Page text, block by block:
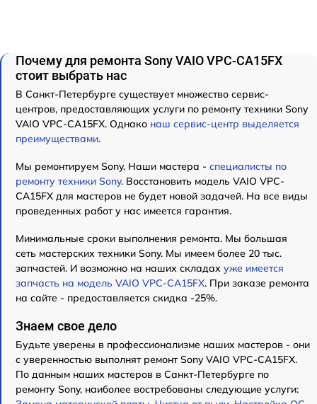
Почему для ремонта Sony VAIO VPC-CA15FX
стоит выбрать нас
В Санкт-Петербурге существует множество сервис-
центров, предоставляющих услуги по ремонту техники Sony
VAIO VPC-CA15FX. Однако наш сервис-центр выделяется
преимуществами.
Мы ремонтируем Sony. Наши мастера - специалисты по
ремонту техники Sony. Восстановить модель VAIO VPC-
CA15FX для мастеров не будет новой задачей. На все виды
проведенных работ у нас имеется гарантия.
Минимальные сроки выполнения ремонта. Мы большая
сеть мастерских техники Sony. Мы имеем более 20 тыс.
запчастей. И возможно на наших складах уже имеется
запчасть на модель VAIO VPC-CA15FX. При заказе ремонта
на сайте - предоставляется скидка -25%.
Знаем свое дело
Будьте уверены в профессионализме наших мастеров - они
с уверенностью выполнят ремонт Sony VAIO VPC-CA15FX.
По данным наших мастеров в Санкт-Петербурге по
ремонту Sony, наиболее востребованы следующие услуги: